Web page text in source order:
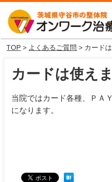
TOP > よくあるご質問 > カード
カードは使え
当院ではカード各種、ＰＡ
になります。